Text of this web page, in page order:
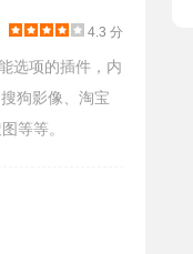
息，参照：4.3 分
选项的插件，内
狗影像、淘宝
等等。